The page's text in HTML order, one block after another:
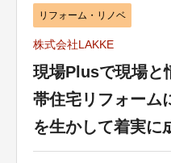
リフォーム・リノベ
株式会社LAKKE
現場Plusで現場と
帯住宅リフォーム
を生かして着実に